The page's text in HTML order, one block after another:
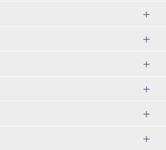
ユニバーサル・スタジオ・ジャパ